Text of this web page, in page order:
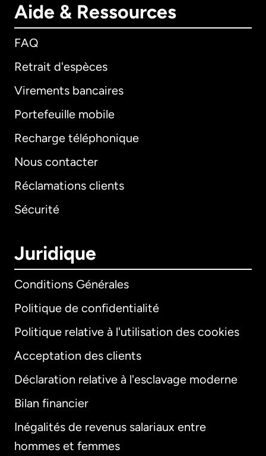
Aide & Ressources
FAQ
Retrait d'espèces
Virements bancaires
Portefeuille mobile
Recharge téléphonique
Nous contacter
Réclamations clients
Sécurité
Juridique
Conditions Générales
Politique de confidentialité
Politique relative à l'utilisation des cookies
Acceptation des clients
Déclaration relative à l'esclavage moderne
Bilan financier
Inégalités de revenus salariaux entre
hommes et femmes
International